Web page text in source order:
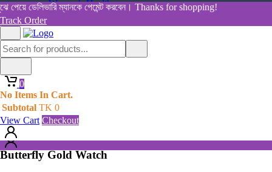
ডেলিভারি ম্যানকে পেমেন্ট করবেন। Thanks for shopping!
Track Order
0
No Items In Cart.
Subtotal TK 0
View Cart Checkout
Women's Health
View All Categories
Shop By Category
Home
0
No Items In Cart.
Subtotal TK0
View Cart
Butterfly Gold Watch
Butterfly Gold Watch